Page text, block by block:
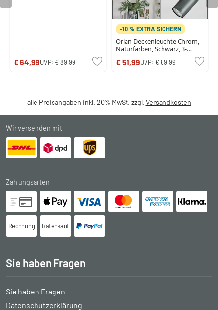
€ 64,99UVP:€ 89,99
-10 % EXTRA SICHERN
Orlan Deckenleuchte Chrom,
Naturfarben, Schwarz, 3-
€ 51,99UVP:€ 69,99
alle Preisangaben inkl. 20% MwSt. zzgl. Versandkosten
Wir versenden mit
Zahlungsarten
Rechnung Ratenkauf
Sie haben Fragen
Sie haben Fragen
Datenschutzerklärung